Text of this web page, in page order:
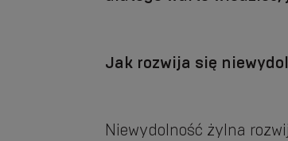
Jak rozwija się
Niewydolność żylna